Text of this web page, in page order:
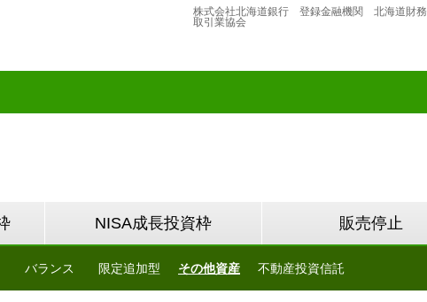
株式会社北海道銀行 登録金融機関 北海道財務
取引業協会
NISA成長投資枠 販売停止
バランス 限定追加型 その他資産 不動産投資信託